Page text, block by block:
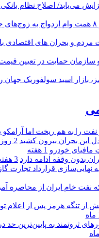
می‌یابد/ اصلاح نظام
پرداخت بیش از ۸ همت وام ازدواج به
و بحران های اقتصادی با
سازمان حمایت در تعیین
بازار اسید سولفوریک جهان
نفت را به هم ریخت اما
دل این بحران بیرون کشید 2 روز
مافیای خودرو 1 هفته
بدون وقفه ادامه دارد 3 هفته
نهایی‌سازی قرارداد تجارت
از تنگه هرمز پس از اعلام